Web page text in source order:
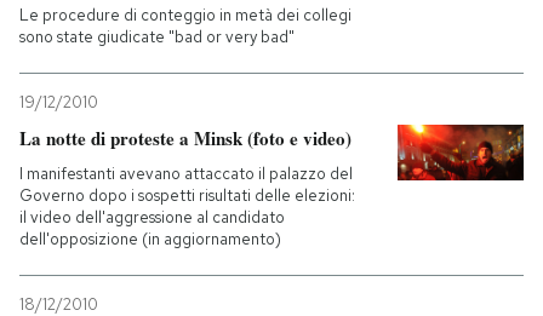
Le procedure di conteggio in metà dei collegi
sono state giudicate "bad or very bad"
19/12/2010
La notte di proteste a Minsk (foto e video)
I manifestanti avevano attaccato il palazzo del
Governo dopo i sospetti risultati delle elezioni:
il video dell'aggressione al candidato
dell'opposizione (in aggiornamento)
18/12/2010